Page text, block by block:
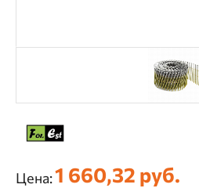
Цена:1 660,32 руб.